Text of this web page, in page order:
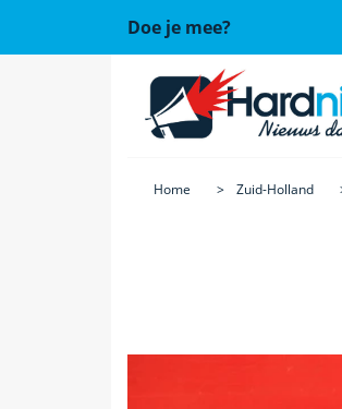
Doe je mee?
Home Zuid-Holland